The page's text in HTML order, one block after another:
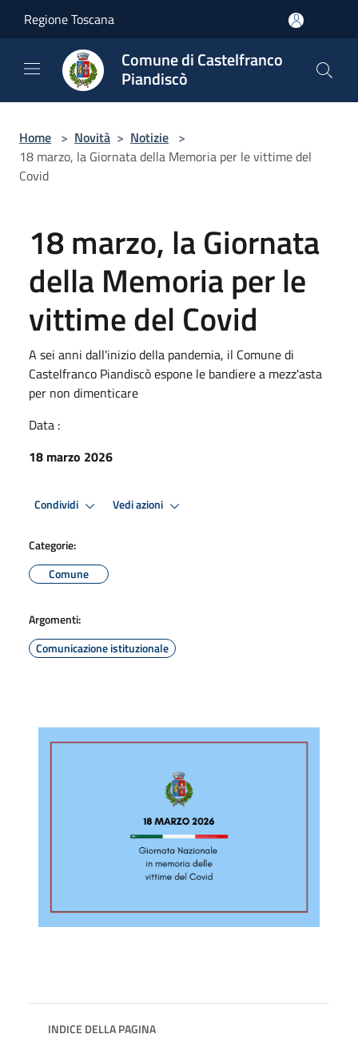
Regione Toscana
Comune di Castelfranco
Piandiscò
Home > Novità > Notizie >
18 marzo, la Giornata della Memoria per le vittime del
Covid
18 marzo, la Giornata
della Memoria per le
vittime del Covid
A sei anni dall'inizio della pandemia, il Comune di
Castelfranco Piandiscò espone le bandiere a mezz'asta
per non dimenticare
Data :
18 marzo 2026
Condividi Vedi azioni
Categorie:
Comune
Argomenti:
Comunicazione istituzionale
INDICE DELLA PAGINA